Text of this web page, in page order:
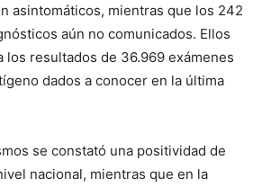
asintomáticos, mientras que los 242
aún no comunicados. Ellos
los resultados de 36.969 exámenes
dados a conocer en la última
se constató una positividad de
nacional, mientras que en la